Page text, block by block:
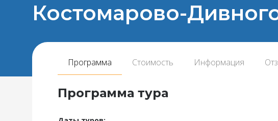
Костомарово-
Программа Стоимость Информация
Программа тура